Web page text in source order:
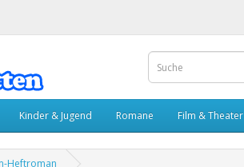
Kinder & Jugend Romane Film & Theater
Heftroman